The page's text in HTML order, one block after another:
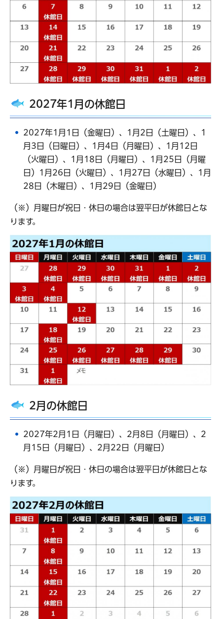
2027年1月の休館日
2027年1月1日（金曜日）、1月2日（土曜日）、1
月3日（日曜日）、1月4日（月曜日）、1月12日
（火曜日）、1月18日（月曜日）、1月25日（月曜
日）1月26日（火曜日）、1月27日（水曜日）、1月
28日（木曜日）、1月29日（金曜日）
（※）月曜日が祝日・休日の場合は翌平日が休館日とな
ります。
2月の休館日
2027年2月1日（月曜日）、2月8日（月曜日）、2
月15日（月曜日）、2月22日（月曜日）
（※）月曜日が祝日・休日の場合は翌平日が休館日とな
ります。